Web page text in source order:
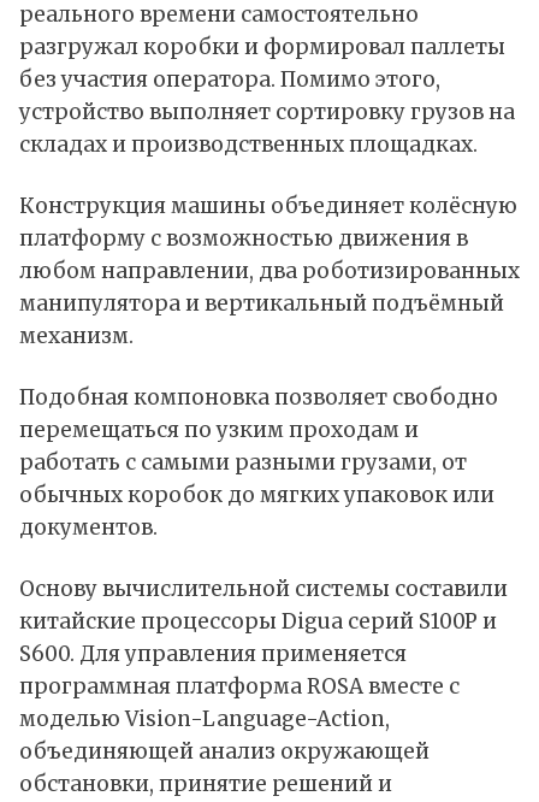
реального времени самостоятельно
разгружал коробки и формировал паллеты
без участия оператора. Помимо этого,
устройство выполняет сортировку грузов на
складах и производственных площадках.
Конструкция машины объединяет колёсную
платформу с возможностью движения в
любом направлении, два роботизированных
манипулятора и вертикальный подъёмный
механизм.
Подобная компоновка позволяет свободно
перемещаться по узким проходам и
работать с самыми разными грузами, от
обычных коробок до мягких упаковок или
документов.
Основу вычислительной системы составили
китайские процессоры Digua серий S100P и
S600. Для управления применяется
программная платформа ROSA вместе с
моделью Vision-Language-Action,
объединяющей анализ окружающей
обстановки, принятие решений и